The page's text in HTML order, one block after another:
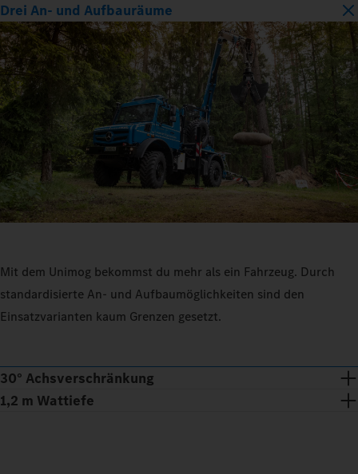
Drei An- und Aufbauräume
Mit dem Unimog bekommst du mehr als ein Fahrzeug. Durch
standardisierte An- und Aufbaumöglichkeiten sind den
Einsatzvarianten kaum Grenzen gesetzt.
30° Achsverschränkung
1,2 m Wattiefe